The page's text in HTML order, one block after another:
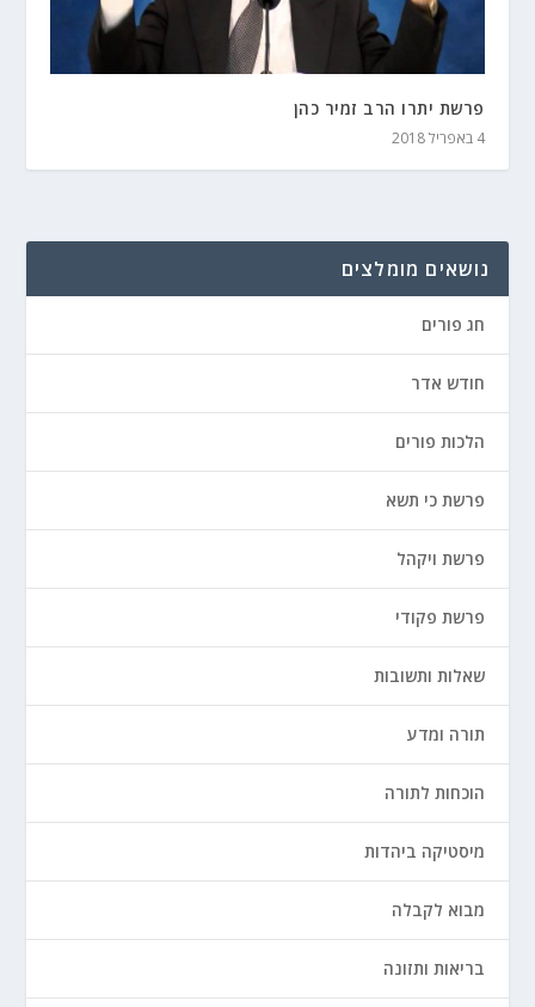
פרשת יתרו הרב זמיר כהן
4 באפריל 2018
נושאים מומלצים
חג פורים
חודש אדר
הלכות פורים
פרשת כי תשא
פרשת ויקהל
פרשת פקודי
שאלות ותשובות
תורה ומדע
הוכחות לתורה
מיסטיקה ביהדות
מבוא לקבלה
בריאות ותזונה